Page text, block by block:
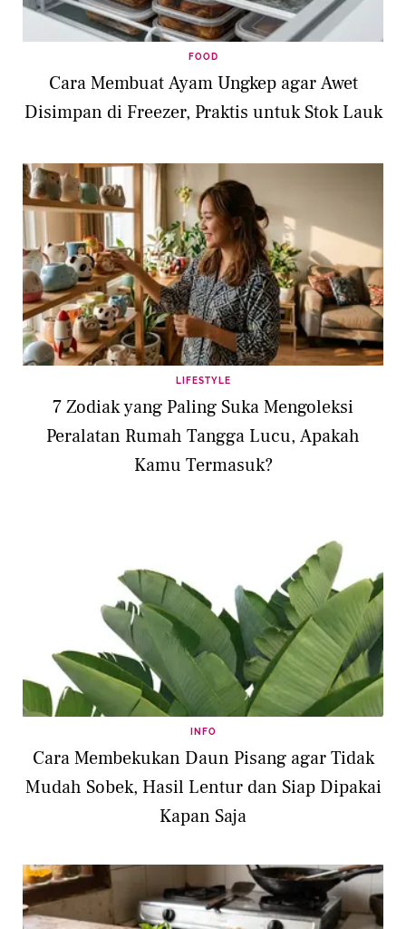
FOOD
Cara Membuat Ayam Ungkep agar Awet
Disimpan di Freezer, Praktis untuk Stok Lauk
LIFESTYLE
7 Zodiak yang Paling Suka Mengoleksi
Peralatan Rumah Tangga Lucu, Apakah
Kamu Termasuk?
INFO
Cara Membekukan Daun Pisang agar Tidak
Mudah Sobek, Hasil Lentur dan Siap Dipakai
Kapan Saja